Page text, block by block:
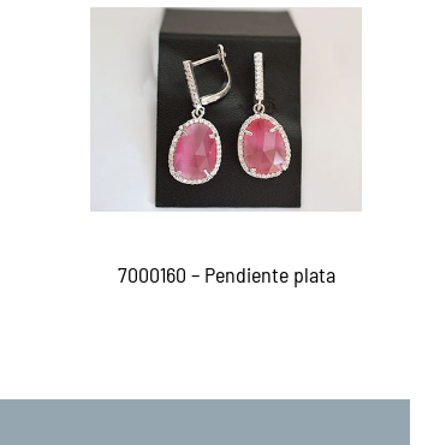
7000160 – Pendiente plata